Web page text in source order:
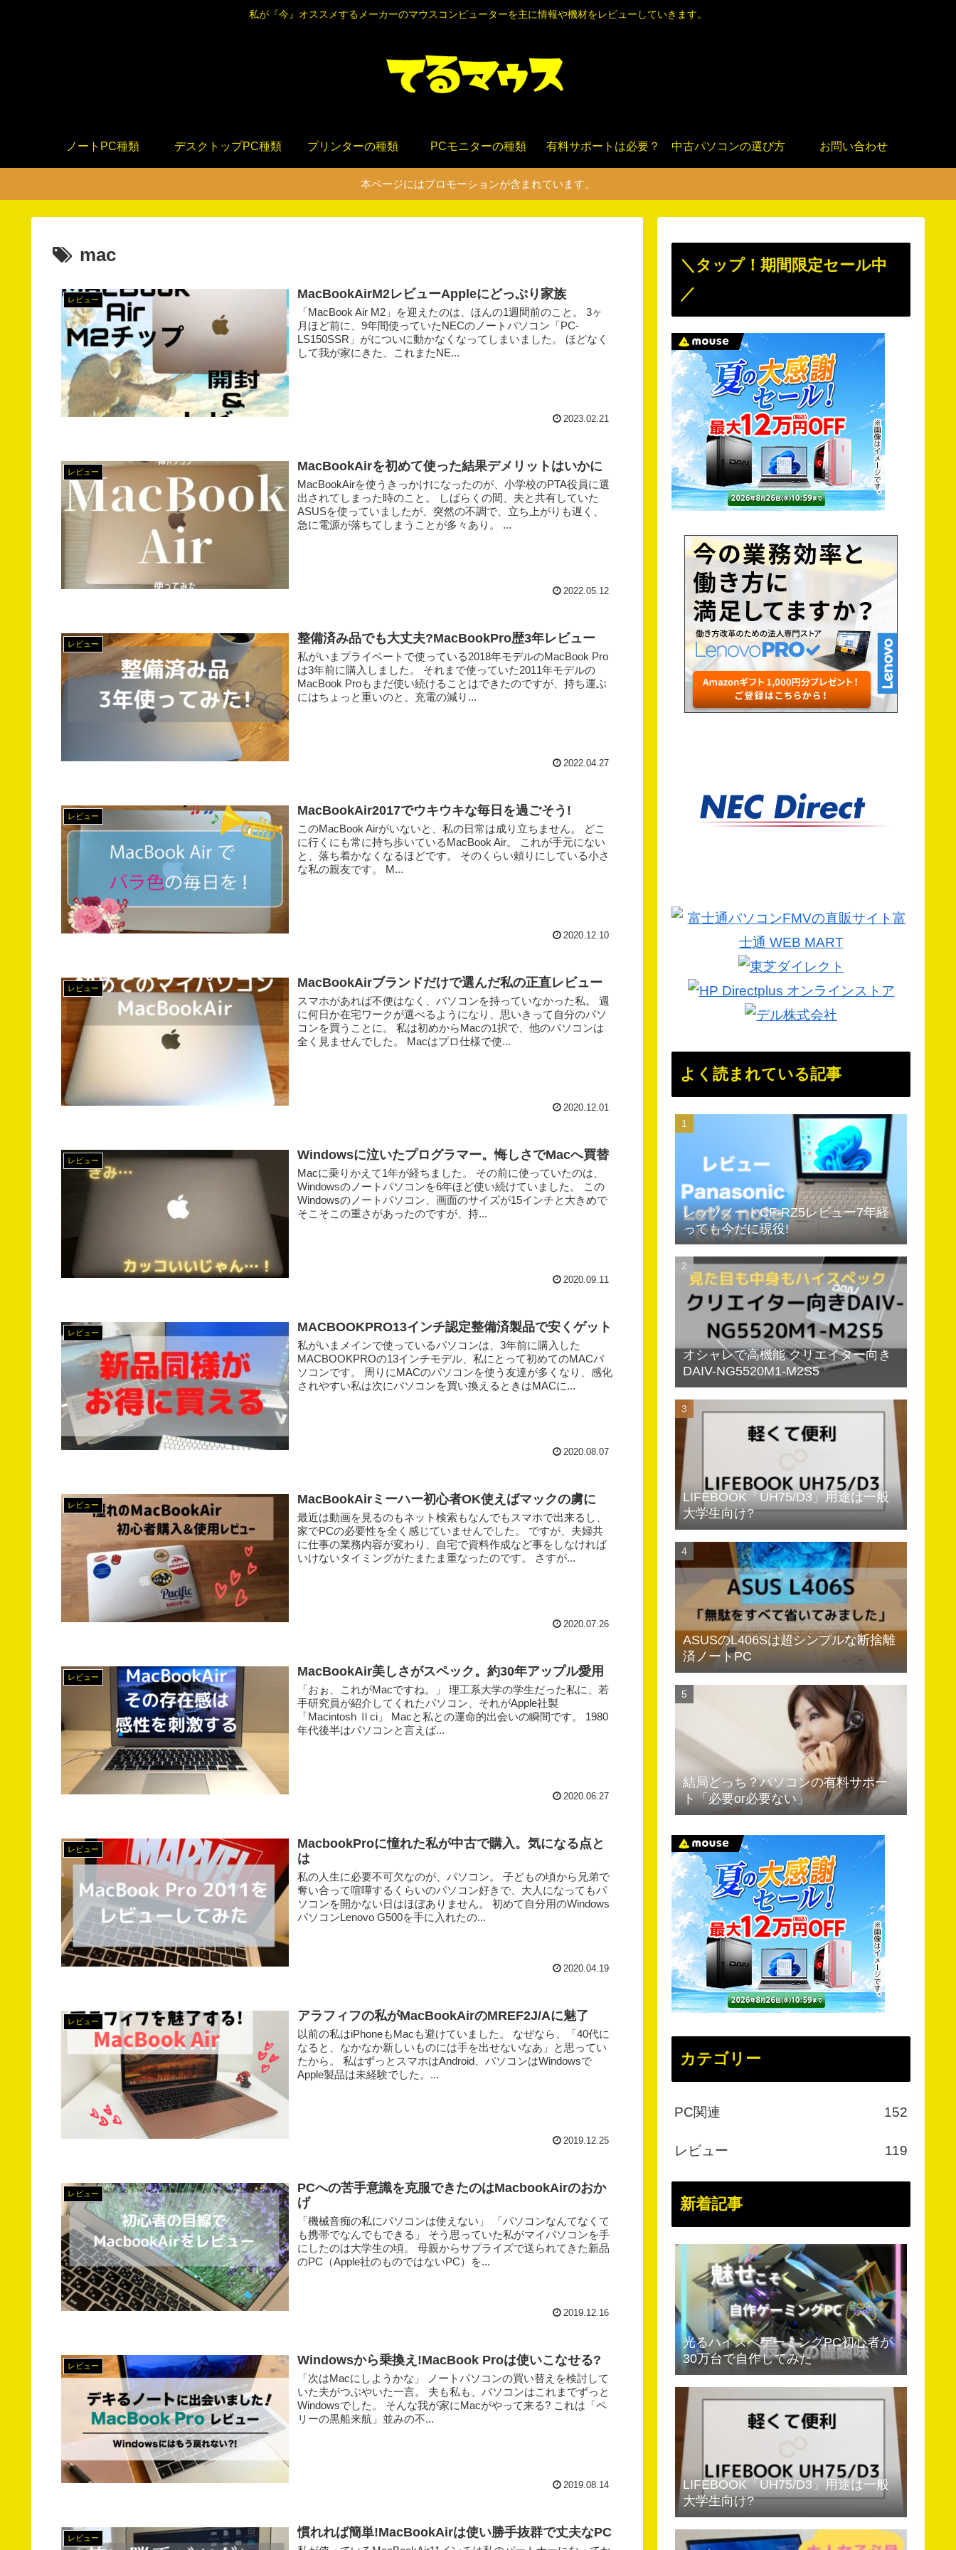
私が『今』オススメするメーカーのマウスコンピューターを主に情報や機材をレビューしていきます。
ノートPC種類 デスクトップPC種類 プリンターの種類 PCモニターの種類 有料サポートは必要？ 中古パソコンの選び方 お問い合わせ
本ページにはプロモーションが含まれています。
mac
レビュー MacBookAirM2レビューAppleにどっぷり家族
「MacBook Air M2」を迎えたのは、ほんの1週間前のこと。 3ヶ
月ほど前に、9年間使っていたNECのノートパソコン「PC-
LS150SSR」がについに動かなくなってしまいました。 ほどなく
して我が家にきた、これまたNE...
2023.02.21
レビュー MacBookAirを初めて使った結果デメリットはいかに
MacBookAirを使うきっかけになったのが、小学校のPTA役員に選
出されてしまった時のこと。 しばらくの間、夫と共有していた
ASUSを使っていましたが、突然の不調で、立ち上がりも遅く、
急に電源が落ちてしまうことが多々あり。 ...
2022.05.12
レビュー 整備済み品でも大丈夫?MacBookPro歴3年レビュー
私がいまプライベートで使っている2018年モデルのMacBook Pro
は3年前に購入しました。 それまで使っていた2011年モデルの
MacBook Proもまだ使い続けることはできたのですが、持ち運ぶ
にはちょっと重いのと、充電の減り...
2022.04.27
レビュー MacBookAir2017でウキウキな毎日を過ごそう!
このMacBook Airがいないと、私の日常は成り立ちません。 どこ
に行くにも常に持ち歩いているMacBook Air。 これが手元にない
と、落ち着かなくなるほどです。 そのくらい頼りにしている小さ
な私の親友です。 M...
2020.12.10
レビュー MacBookAirブランドだけで選んだ私の正直レビュー
スマホがあれば不便はなく、パソコンを持っていなかった私。 週
に何日か在宅ワークが選べるようになり、思いきって自分のパソ
コンを買うことに。 私は初めからMacの1択で、他のパソコンは
全く見ませんでした。 Macはプロ仕様で使...
2020.12.01
レビュー Windowsに泣いたプログラマー。悔しさでMacへ買替
Macに乗りかえて1年が経ちました。 その前に使っていたのは、
Windowsのノートパソコンを6年ほど使い続けていました。 この
Windowsのノートパソコン、画面のサイズが15インチと大きめで
そこそこの重さがあったのですが、持...
2020.09.11
レビュー MACBOOKPRO13インチ認定整備済製品で安くゲット
私がいまメインで使っているパソコンは、3年前に購入した
MACBOOKPROの13インチモデル、私にとって初めてのMACパ
ソコンです。 周りにMACのパソコンを使う友達が多くなり、感化
されやすい私は次にパソコンを買い換えるときはMACに...
2020.08.07
レビュー MacBookAirミーハー初心者OK使えばマックの虜に
最近は動画を見るのもネット検索もなんでもスマホで出来るし、
家でPCの必要性を全く感じていませんでした。 ですが、夫婦共
に仕事の業務内容が変わり、自宅で資料作成など事をしなければ
いけないタイミングがたまたま重なったのです。 さすが...
2020.07.26
レビュー MacBookAir美しさがスペック。約30年アップル愛用
「おぉ、これがMacですね。」 理工系大学の学生だった私に、若
手研究員が紹介してくれたパソコン、それがApple社製
「Macintosh Ⅱci」 Macと私との運命的出会いの瞬間です。 1980
年代後半はパソコンと言えば...
2020.06.27
レビュー
MacbookProに憧れた私が中古で購入。気になる点と
は
私の人生に必要不可欠なのが、パソコン。 子どもの頃から兄弟で
奪い合って喧嘩するくらいのパソコン好きで、大人になってもパ
ソコンを開かない日はほぼありません。 初めて自分用のWindows
パソコンLenovo G500を手に入れたの...
2020.04.19
レビュー アラフィフの私がMacBookAirのMREF2J/Aに魅了
以前の私はiPhoneもMacも避けていました。 なぜなら、「40代に
なると、なかなか新しいものには手を出せないなあ」と思ってい
たから。 私はずっとスマホはAndroid、パソコンはWindowsで
Apple製品は未経験でした。...
2019.12.25
レビュー
PCへの苦手意識を克服できたのはMacbookAirのおか
げ
「機械音痴の私にパソコンは使えない」 「パソコンなんてなくて
も携帯でなんでもできる」 そう思っていた私がマイパソコンを手
にしたのは大学生の頃。 母親からサプライズで送られてきた新品
のPC（Apple社のものではないPC）を...
2019.12.16
レビュー Windowsから乗換え!MacBook Proは使いこなせる?
「次はMacにしようかな」 ノートパソコンの買い替えを検討して
いた夫がつぶやいた一言。 夫も私も、パソコンはこれまでずっと
Windowsでした。 そんな我が家にMacがやって来る? これは「ペ
リーの黒船来航」並みの不...
2019.08.14
レビュー 慣れれば簡単!MacBookAirは使い勝手抜群で丈夫なPC
＼タップ！期間限定セール中
／
よく読まれている記事
レッツノートCF-RZ5レビュー7年経
っても今だに現役!
オシャレで高機能 クリエイター向き
DAIV-NG5520M1-M2S5
LIFEBOOK「UH75/D3」用途は一般
大学生向け?
ASUSのL406Sは超シンプルな断捨離
済ノートPC
結局どっち？パソコンの有料サポー
ト「必要or必要ない」
カテゴリー
PC関連 152
レビュー 119
新着記事
光るハイスぺゲーミングPC初心者が
30万台で自作してみた
LIFEBOOK「UH75/D3」用途は一般
大学生向け?